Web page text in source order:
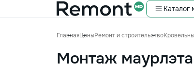
Каталог
ГлавнаяЦеныРемонт и строительство
Монтаж